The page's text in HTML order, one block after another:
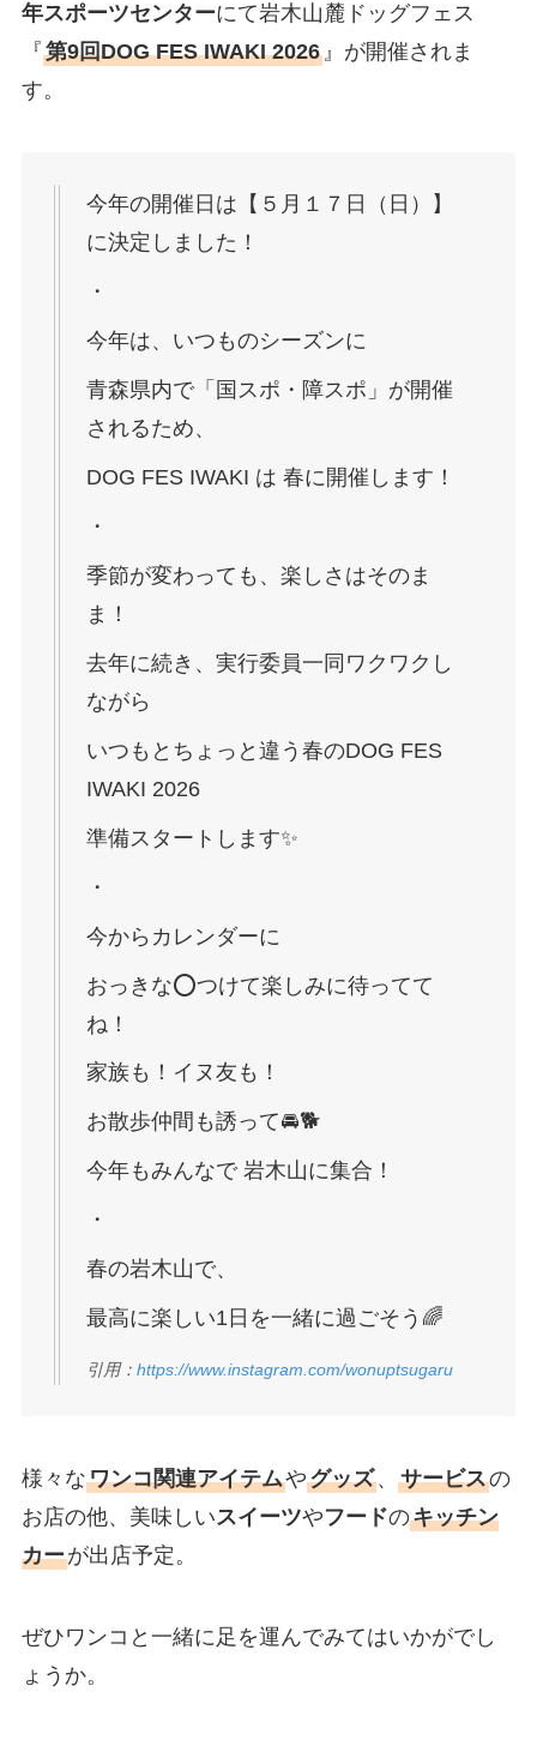
年スポーツセンターにて岩木山麓ドッグフェス
『第9回DOG FES IWAKI 2026』が開催されま
す。
今年の開催日は【５月１７日（日）】
に決定しました！
・
今年は、いつものシーズンに
青森県内で「国スポ・障スポ」が開催
されるため、
DOG FES IWAKI は 春に開催します！
・
季節が変わっても、楽しさはそのま
ま！
去年に続き、実行委員一同ワクワクし
ながら
いつもとちょっと違う春のDOG FES
IWAKI 2026
準備スタートします✨
・
今からカレンダーに
おっきな⭕️つけて楽しみに待ってて
ね！
家族も！イヌ友も！
お散歩仲間も誘って🚘🐕
今年もみんなで 岩木山に集合！
・
春の岩木山で、
最高に楽しい1日を一緒に過ごそう🌈
引用： https://www.instagram.com/wonuptsugaru
様々なワンコ関連アイテムやグッズ、 サービスの
お店の他、美味しいスイーツやフードのキッチン
カーが出店予定。
ぜひワンコと一緒に足を運んでみてはいかがでし
ょうか。